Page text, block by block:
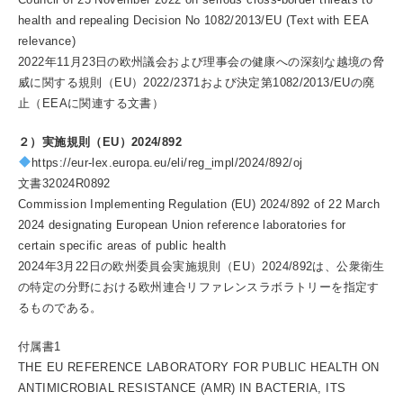
health and repealing Decision No 1082/2013/EU (Text with EEA
relevance)
2022年11月23日の欧州議会および理事会の健康への深刻な越境の脅
威に関する規則（EU）2022/2371および決定第1082/2013/EUの廃
止（EEAに関連する文書）
２）実施規則（EU）2024/892
https://eur-lex.europa.eu/eli/reg_impl/2024/892/oj
文書32024R0892
Commission Implementing Regulation (EU) 2024/892 of 22 March
2024 designating European Union reference laboratories for
certain specific areas of public health
2024年3月22日の欧州委員会実施規則（EU）2024/892は、公衆衛生
の特定の分野における欧州連合リファレンスラボラトリーを指定す
るものである。
付属書1
THE EU REFERENCE LABORATORY FOR PUBLIC HEALTH ON
ANTIMICROBIAL RESISTANCE (AMR) IN BACTERIA, ITS